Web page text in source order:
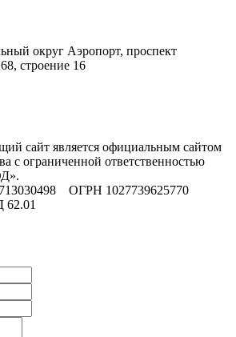
округ Аэропорт, проспект
строение 16
сайт является официальным сайтом
с ограниченной ответственностью
ОГРН 1027739625770